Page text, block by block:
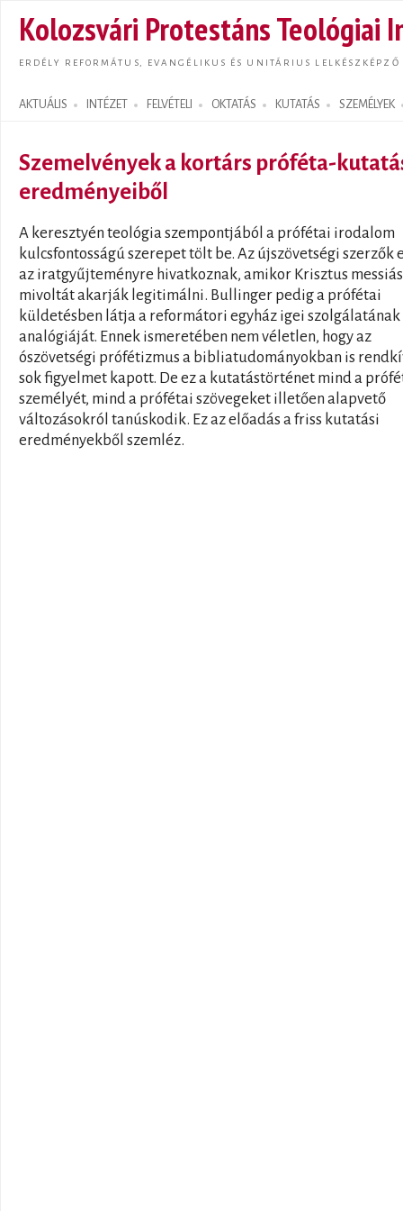
Kolozsvári Protestáns Teológiai
ERDÉLY REFORMÁTUS, EVANGÉLIKUS ÉS UNITÁRIUS LELKÉSZKÉPZŐ
AKTUÁLIS INTÉZET FELVÉTELI OKTATÁS KUTATÁS SZEMÉLYEK
Search form
Szemelvények a kortárs próféta-
eredményeiből
A keresztyén teológia szempontjából a prófétai irodalom
kulcsfontosságú szerepet tölt be. Az újszövetségi szerzők
az iratgyűjteményre hivatkoznak, amikor Krisztus
mivoltát akarják legitimálni. Bullinger pedig a prófétai
küldetésben látja a reformátori egyház igei szolgálatának
analógiáját. Ennek ismeretében nem véletlen, hogy az
ószövetségi prófétizmus a bibliatudományokban is
sok figyelmet kapott. De ez a kutatástörténet mind a
személyét, mind a prófétai szövegeket illetően alapvető
változásokról tanúskodik. Ez az előadás a friss kutatási
eredményekből szemléz.